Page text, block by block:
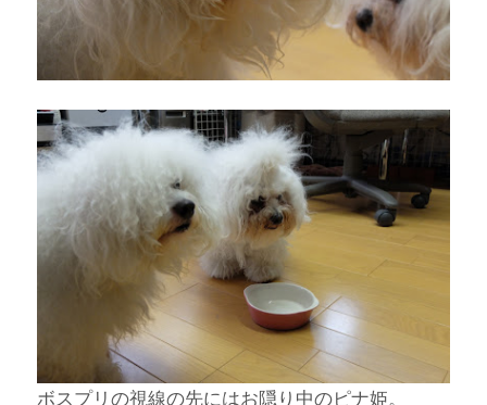
ボスプリの視線の先にはお隠り中のピナ姫。